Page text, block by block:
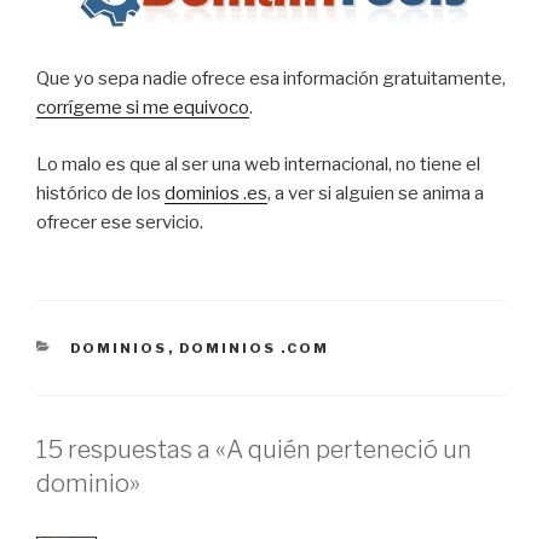
Que yo sepa nadie ofrece esa información gratuitamente,
corrígeme si me equivoco.
Lo malo es que al ser una web internacional, no tiene el
histórico de los dominios .es, a ver si alguien se anima a
ofrecer ese servicio.
CATEGORÍAS
DOMINIOS , DOMINIOS .COM
15 respuestas a «A quién perteneció un
dominio»